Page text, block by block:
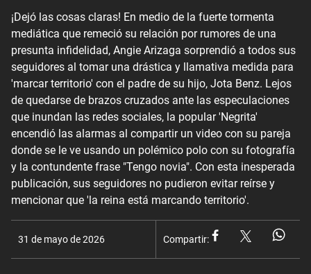
¡Dejó las cosas claras! En medio de la fuerte tormenta
mediática que remeció su relación por rumores de una
presunta infidelidad, Angie Arizaga sorprendió a todos sus
seguidores al tomar una drástica y llamativa medida para
'marcar territorio' con el padre de su hijo, Jota Benz. Lejos
de quedarse de brazos cruzados ante las especulaciones
que inundan las redes sociales, la popular 'Negrita'
encendió las alarmas al compartir un video con su pareja
donde se le ve usando un polémico polo con su fotografía
y la contundente frase "Tengo novia". Con esta inesperada
publicación, sus seguidores no pudieron evitar reírse y
mencionar que 'la reina está marcando territorio'.
31 de mayo de 2026 Compartir: